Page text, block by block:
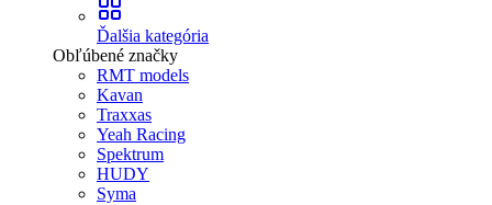
Ďalšia kategória
Obľúbené značky
RMT models
Kavan
Traxxas
Yeah Racing
Spektrum
HUDY
Syma